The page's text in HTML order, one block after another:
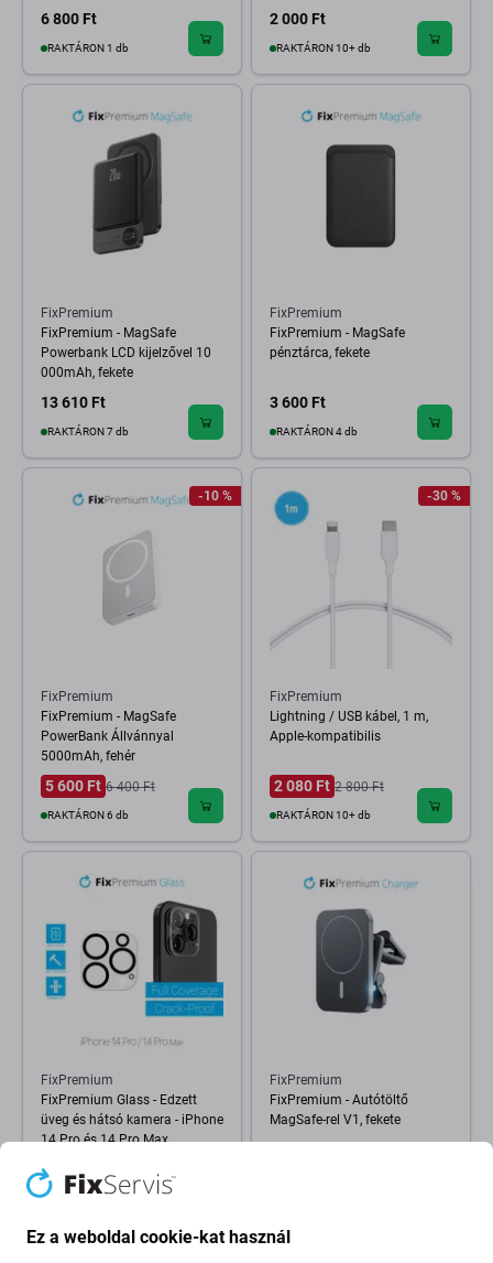
6 800 Ft
RAKTÁRON 1 db
2 000 Ft
RAKTÁRON 10+ db
FixPremium
FixPremium - MagSafe
Powerbank LCD kijelzővel 10
000mAh, fekete
13 610 Ft
RAKTÁRON 7 db
FixPremium
FixPremium - MagSafe
pénztárca, fekete
3 600 Ft
RAKTÁRON 4 db
-10 %
FixPremium
FixPremium - MagSafe
PowerBank Állvánnyal
5000mAh, fehér
5 600 Ft 6 400 Ft
RAKTÁRON 6 db
-30 %
FixPremium
Lightning / USB kábel, 1 m,
Apple-kompatibilis
2 080 Ft 2 800 Ft
RAKTÁRON 10+ db
FixPremium
FixPremium Glass - Edzett
üveg és hátsó kamera - iPhone
14 Pro és 14 Pro Max
1 590 Ft
RAKTÁRON 10+ db
FixPremium
FixPremium - Autótöltő
MagSafe-rel V1, fekete
Ez a weboldal cookie-kat használ